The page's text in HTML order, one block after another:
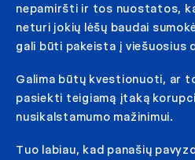
nepamiršti ir tos nuostatos,
neturi jokių lėšų baudai
gali būti pakeista į viešuosius
Galima būtų kvestionuoti, ar
pasiekti teigiamą įtaką
nusikalstamumo mažinimui.
Tuo labiau, kad panašių